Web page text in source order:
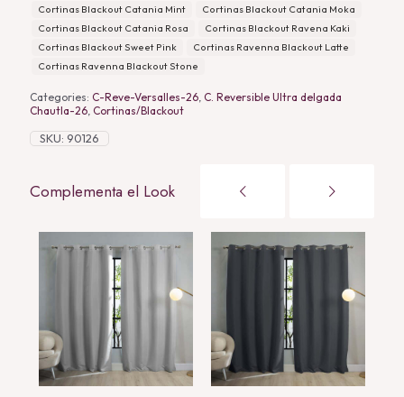
Cortinas Blackout Catania Mint
Cortinas Blackout Catania Moka
Cortinas Blackout Catania Rosa
Cortinas Blackout Ravena Kaki
Cortinas Blackout Sweet Pink
Cortinas Ravenna Blackout Latte
Cortinas Ravenna Blackout Stone
Categories: C-Reve-Versalles-26 C. Reversible Ultra delgada
Chautla-26 Cortinas/Blackout
SKU: 90126
Complementa el Look